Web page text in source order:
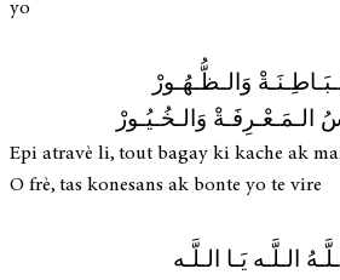
yo
وَالـظُّـهُـورْ
وَالـخُـيُـورْ
Epi atravè li, tout bagay ki kache ak
O frè, tas konesans ak bonte yo te vire
الـلَّـه يَـا الـلَّـه